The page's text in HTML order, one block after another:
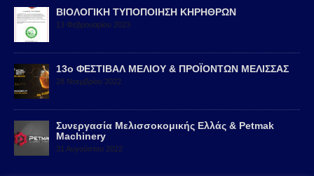
47th APIMONDIA 2022, ISTANBUL
29 Αυγούστου 2022
Νέο υποκατάστημα – Μελισσοκομική Ελλάς
24 Νοεμβρίου 2021